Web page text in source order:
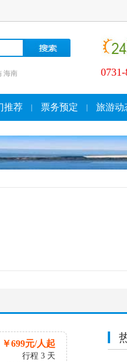
海南
推荐 票务预定 旅游动
￥699元/人起
行程 3 天